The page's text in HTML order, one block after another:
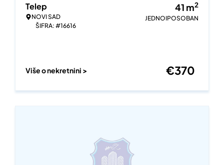
Telep
NOVI SAD
ŠIFRA: #16616
41 m2
JEDNOIPOSOBAN
Više o nekretnini > €370